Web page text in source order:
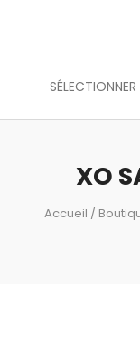
XO
Accueil /